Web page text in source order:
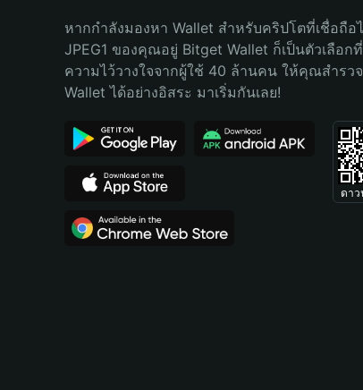
Bahasa Indonesia
Português (Brasil)
หากกำลังมองหา Wallet สำหรับคริปโตที่เชื่อถือ
JPEG1 ของคุณอยู่ Bitget Wallet ก็เป็นตัวเลือ
ความไว้วางใจจากผู้ใช้ 40 ล้านคน ให้คุณสำรว
Wallet ได้อย่างอิสระ มาเริ่มกันเลย!
ดาว